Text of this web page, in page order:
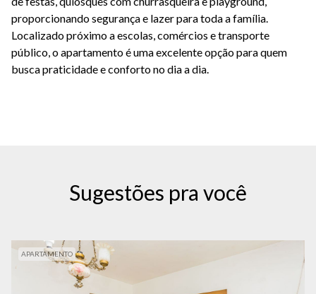
proporcionando segurança e lazer para toda a família.
Localizado próximo a escolas, comércios e transporte
público, o apartamento é uma excelente opção para quem
busca praticidade e conforto no dia a dia.
Sugestões pra você
APARTAMENTO